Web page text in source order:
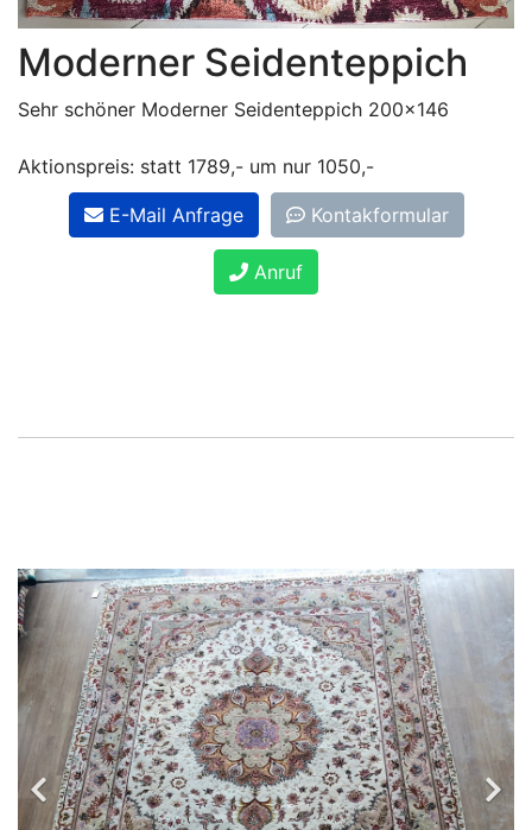
Moderner Seidenteppich
Sehr schöner Moderner Seidenteppich 200x146
Aktionspreis: statt 1789,- um nur 1050,-
E-Mail Anfrage Kontakformular
Anruf